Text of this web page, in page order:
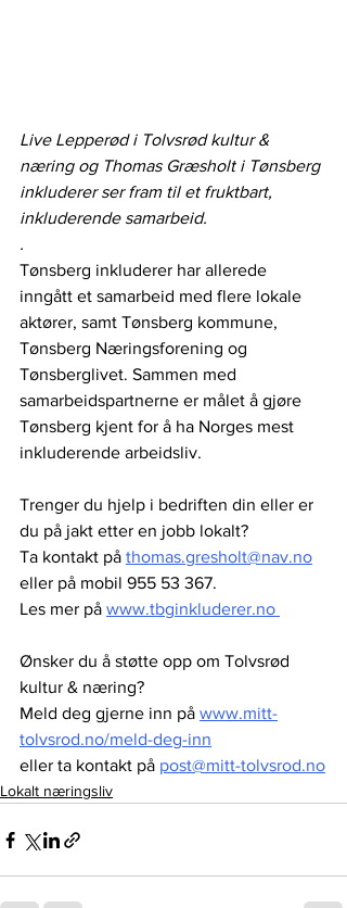
Live Lepperød i Tolvsrød kultur &
næring og Thomas Græsholt i Tønsberg
inkluderer ser fram til et fruktbart,
inkluderende samarbeid.
.
Tønsberg inkluderer har allerede
inngått et samarbeid med flere lokale
aktører, samt Tønsberg kommune,
Tønsberg Næringsforening og
Tønsberglivet. Sammen med
samarbeidspartnerne er målet å gjøre
Tønsberg kjent for å ha Norges mest
inkluderende arbeidsliv.
Trenger du hjelp i bedriften din eller er
du på jakt etter en jobb lokalt?
Ta kontakt på thomas.gresholt@nav.no
eller på mobil 955 53 367.
Les mer på www.tbginkluderer.no
Ønsker du å støtte opp om Tolvsrød
kultur & næring?
Meld deg gjerne inn på www.mitt-
tolvsrod.no/meld-deg-inn
eller ta kontakt på post@mitt-tolvsrod.no
Lokalt næringsliv